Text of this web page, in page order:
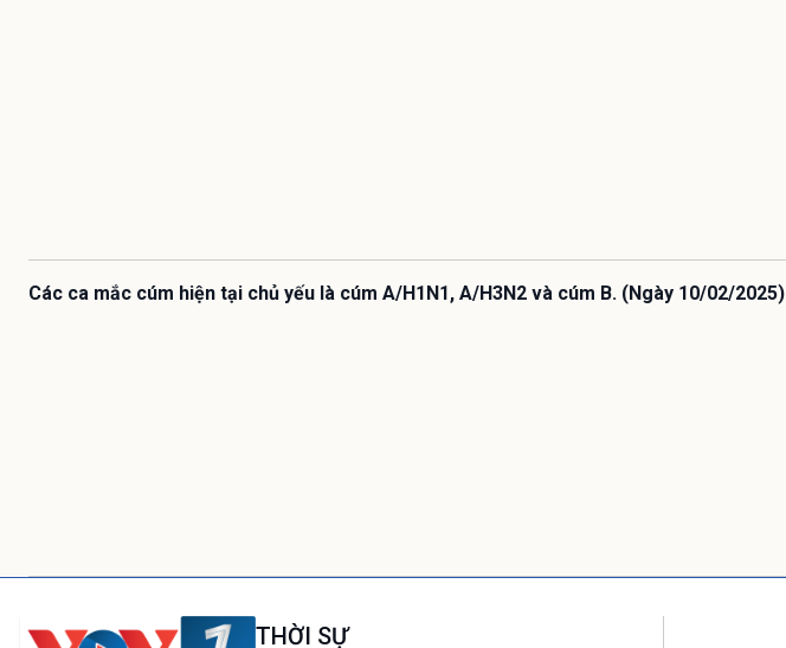
Các ca mắc cúm hiện tại chủ yếu là cúm A/H1N1, A/H3N2 và cúm B. (Ngày 10/02/2025)
THỜI SỰ